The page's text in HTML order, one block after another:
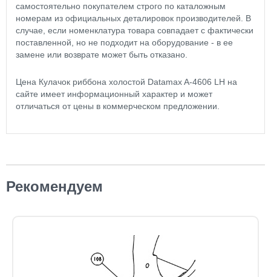
самостоятельно покупателем строго по каталожным
номерам из официальных деталировок производителей. В
случае, если номенклатура товара совпадает с фактически
поставленной, но не подходит на оборудование - в ее
замене или возврате может быть отказано.
Цена Кулачок риббона холостой Datamax A-4606 LH на
сайте имеет информационный характер и может
отличаться от цены в коммерческом предложении.
Рекомендуем